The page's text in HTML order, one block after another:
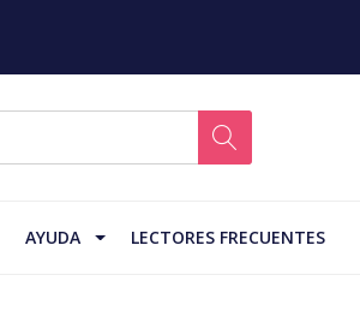
AYUDA LECTORES FRECUENTES